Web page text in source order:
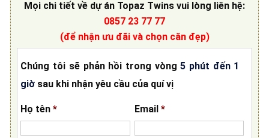
Mọi chi tiết về dự án Topaz Twins vui lòng liên hệ:
0857 23 77 77
(để nhận ưu đãi và chọn căn đẹp)
Chúng tôi sẽ phản hồi trong vòng5 phút đến 1
giờ sau khi nhận yêu cầu của quí vị
Họ tên * Email *